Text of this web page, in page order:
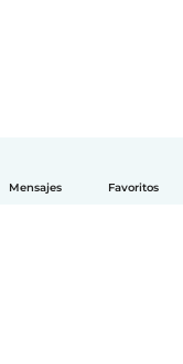
Mensajes Favoritos